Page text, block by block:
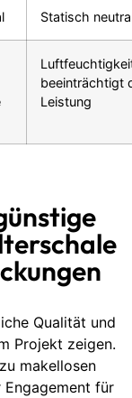
Statisch
beeinträchtigt
Leistung
Qualität und
Projekt zeigen.
makellosen
Engagement für